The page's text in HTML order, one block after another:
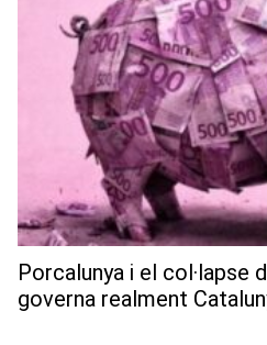
Porcalunya i el col·lapse
governa realment